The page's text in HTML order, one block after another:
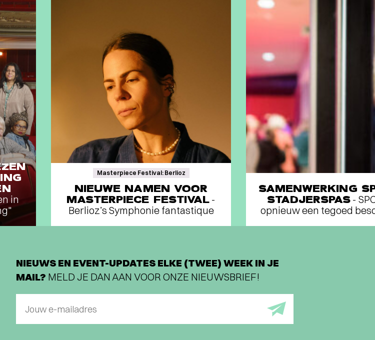
in
Masterpiece Festival: Berlioz
NIEUWE NAMEN VOOR
MASTERPIECE FESTIVAL -
Berlioz’s Symphonie fantastique
SAMENWERKING
STADJERSPAS -
opnieuw een tegoed
NIEUWS EN EVENT-UPDATES ELKE (TWEE) WEEK IN JE
MAIL? MELD JE DAN AAN VOOR ONZE NIEUWSBRIEF!
Jouw e-mailadres